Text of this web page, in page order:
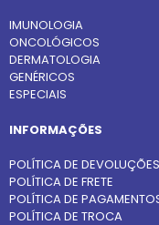
IMUNOLOGIA
ONCOLÓGICOS
DERMATOLOGIA
GENÉRICOS
ESPECIAIS
INFORMAÇÕES
POLÍTICA DE DEVOLUÇÕES
POLÍTICA DE FRETE
POLÍTICA DE
POLÍTICA DE TROCA